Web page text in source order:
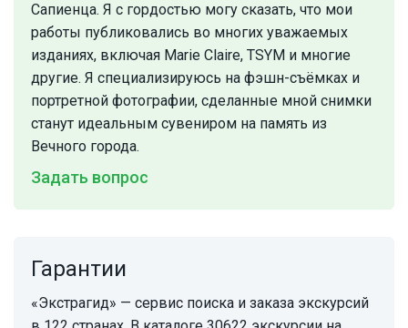
Сапиенца. Я с гордостью могу сказать, что мои
работы публиковались во многих уважаемых
изданиях, включая Marie Claire, TSYM и многие
другие. Я специализируюсь на фэшн-съёмках и
портретной фотографии, сделанные мной снимки
станут идеальным сувениром на память из
Вечного города.
Задать вопрос
Гарантии
«Экстрагид» — сервис поиска и заказа экскурсий